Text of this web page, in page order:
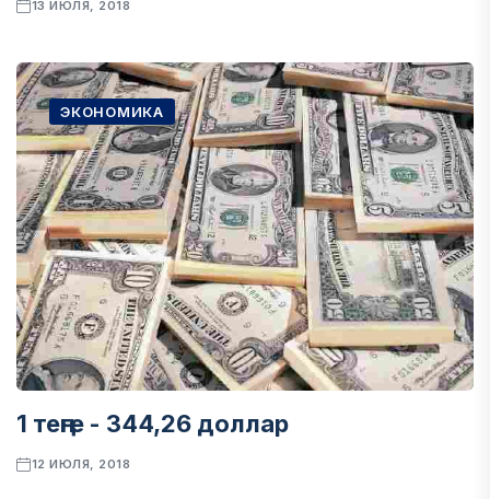
13 ИЮЛЯ, 2018
ЭКОНОМИКА
1 теңге - 344,26 доллар
12 ИЮЛЯ, 2018